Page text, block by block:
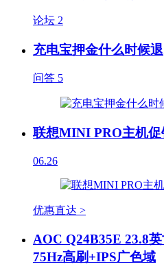
论坛 2
充电宝押金什么时候退
问答 5
联想MINI PRO主机促
06.26
优惠直达 >
AOC Q24B35E 23.8
75Hz高刷+IPS广色域